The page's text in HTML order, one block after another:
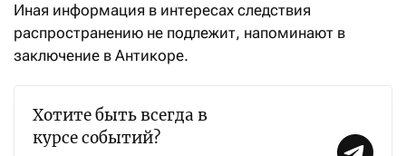
Иная информация в интересах следствия
распространению не подлежит, напоминают в
заключение в Антикоре.
Хотите быть всегда в
курсе событий?